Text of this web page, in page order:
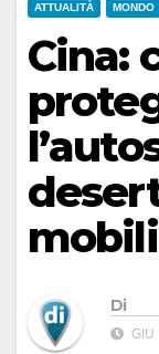
ATTUALITÀ MONDO
Cina:
mobili
Di
GIU